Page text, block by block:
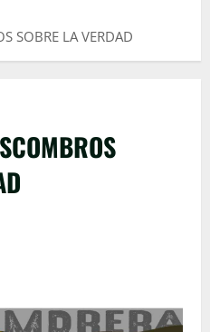
SOBRE LA VERDAD